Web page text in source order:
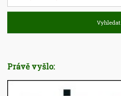
Vyhledat
Právě vyšlo: